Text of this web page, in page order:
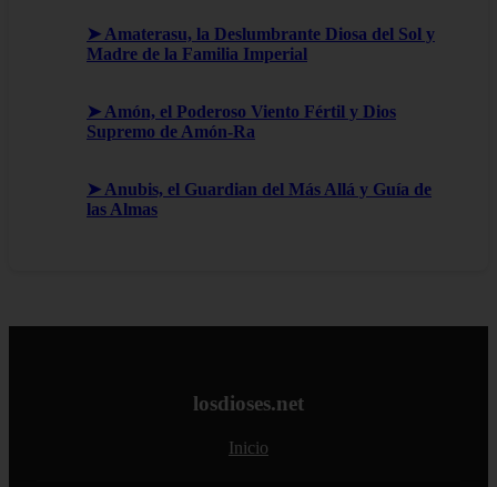
➤ Amaterasu, la Deslumbrante Diosa del Sol y
Madre de la Familia Imperial
➤ Amón, el Poderoso Viento Fértil y Dios
Supremo de Amón-Ra
➤ Anubis, el Guardian del Más Allá y Guía de
las Almas
losdioses.net
Inicio